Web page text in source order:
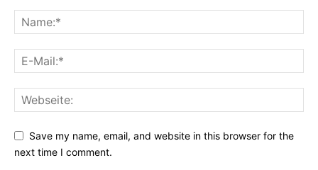
Save my name, email, and website in this browser for the
next time I comment.